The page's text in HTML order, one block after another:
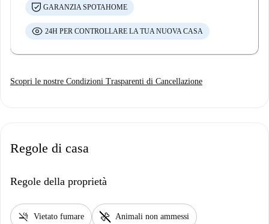
GARANZIA SPOTAHOME
24H PER CONTROLLARE LA TUA NUOVA CASA
Scopri le nostre Condizioni Trasparenti di Cancellazione
Regole di casa
Regole della proprietà
smoke_free Vietato fumare pet_supplies Animali non ammessi